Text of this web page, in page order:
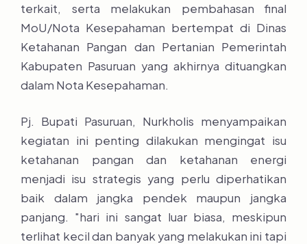
terkait, serta melakukan pembahasan final
MoU/Nota Kesepahaman bertempat di Dinas
Ketahanan Pangan dan Pertanian Pemerintah
Kabupaten Pasuruan yang akhirnya dituangkan
dalam Nota Kesepahaman.
Pj. Bupati Pasuruan, Nurkholis menyampaikan
kegiatan ini penting dilakukan mengingat isu
ketahanan pangan dan ketahanan energi
menjadi isu strategis yang perlu diperhatikan
baik dalam jangka pendek maupun jangka
panjang. "hari ini sangat luar biasa, meskipun
terlihat kecil dan banyak yang melakukan ini tapi